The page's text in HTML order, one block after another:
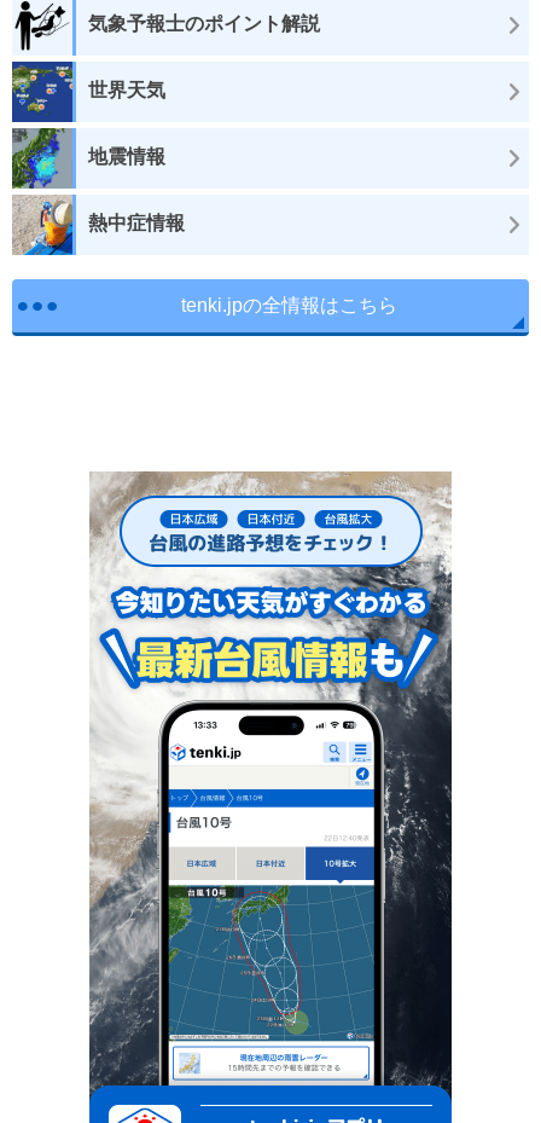
気象予報士のポイント解説
世界天気
地震情報
熱中症情報
tenki.jpの全情報はこちら